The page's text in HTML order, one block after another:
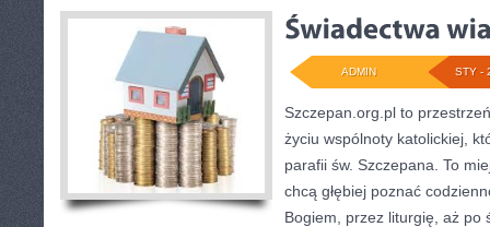
STY -
ADMIN
Szczepan.org.pl to
życiu wspólnoty katolickiej,
parafii św. Szczepana. To
chcą głębiej poznać
Bogiem, przez liturgię, aż po